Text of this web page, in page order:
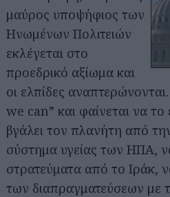
μαύρος υποψήφιος των
Ηνωμένων Πολιτειών
εκλέγεται στο
προεδρικό αξίωμα και
οι ελπίδες αναπτερώνονται.
we can” και φαίνεται να
βγάλει τον πλανήτη από
σύστημα υγείας των ΗΠΑ,
στρατεύματα από το Ιράκ,
των διαπραγματεύσεων με